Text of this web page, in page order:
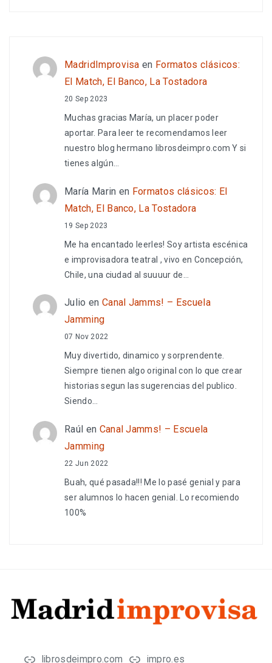
MadridImprovisa en Formatos clásicos:
El Match, El Banco, La Tostadora
20 Sep 2023
Muchas gracias María, un placer poder
aportar. Para leer te recomendamos leer
nuestro blog hermano librosdeimpro.com Y si
tienes algún…
María Marin en Formatos clásicos: El
Match, El Banco, La Tostadora
19 Sep 2023
Me ha encantado leerles! Soy artista escénica
e improvisadora teatral , vivo en Concepción,
Chile, una ciudad al suuuur de…
Julio en Canal Jamms! – Escuela
Jamming
07 Nov 2022
Muy divertido, dinamico y sorprendente.
Siempre tienen algo original con lo que crear
historias segun las sugerencias del publico.
Siendo…
Raúl en Canal Jamms! – Escuela
Jamming
22 Jun 2022
Buah, qué pasada!!! Me lo pasé genial y para
ser alumnos lo hacen genial. Lo recomiendo
100%
librosdeimpro.com impro.es